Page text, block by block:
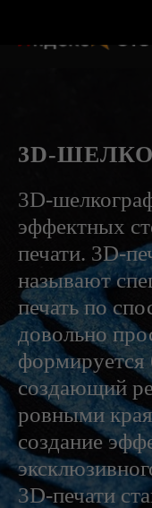
3D-
3D-
эффектных
печати. 3D-
называют
печать по
довольно
формируется
создающий
ровными
создание
3D-печати